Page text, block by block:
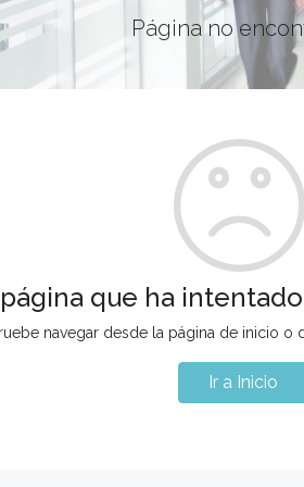
Página no
que ha
navegar desde la página de inicio o
Ir a Inicio